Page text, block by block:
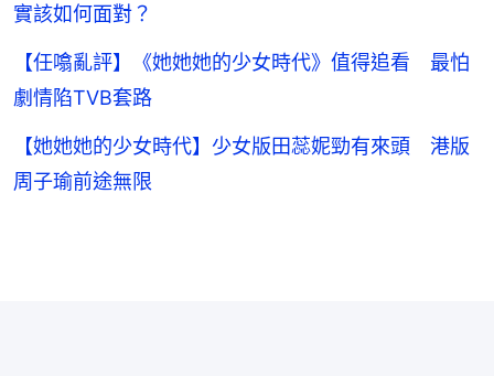
實該如何面對？
【任噏亂評】《她她她的少女時代》值得追看 最怕
劇情陷TVB套路
【她她她的少女時代】少女版田蕊妮勁有來頭 港版
周子瑜前途無限